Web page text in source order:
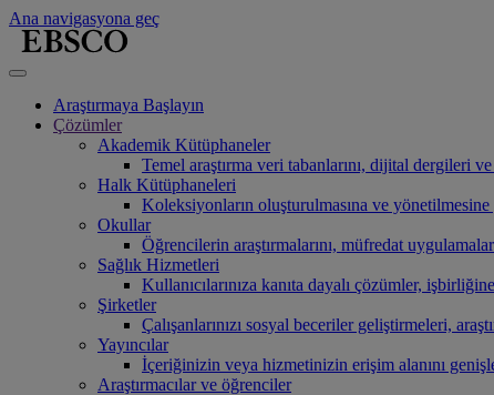
Ana navigasyona geç
Araştırmaya Başlayın
Çözümler
Akademik Kütüphaneler
Temel araştırma veri tabanlarını, dijital dergileri
Halk Kütüphaneleri
Koleksiyonların oluşturulmasına ve
Okullar
Öğrencilerin araştırmalarını, müfredat
Sağlık Hizmetleri
Kullanıcılarınıza kanıta dayalı çözümler,
Şirketler
Çalışanlarınızı sosyal beceriler geliştirmeleri,
Yayıncılar
İçeriğinizin veya hizmetinizin erişim alanını
Araştırmacılar ve öğrenciler